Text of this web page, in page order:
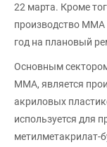
22 марта. Кроме
производство ММА
год на плановый
Основным
ММА, является
акриловых
используется для
метилметакрилат-